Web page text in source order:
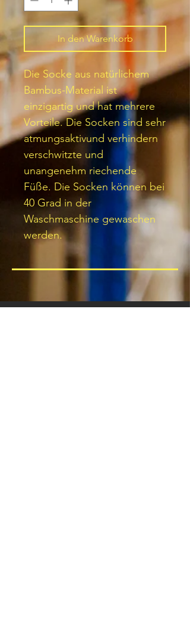
In den Warenkorb
Die Socke aus natürlichem
Bambus-Material ist
einzigartig und hat mehrere
Vorteile. Die Socken sind sehr
atmungsaktivund verhindern
verschwitzte und
unangenehm riechende
Füße. Die Socken können bei
40 Grad in der
Waschmaschine gewaschen
werden.